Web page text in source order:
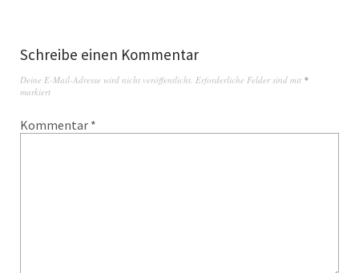
Schreibe einen Kommentar
Deine E-Mail-Adresse wird nicht veröffentlicht. Erforderliche Felder sind mit *
markiert
Kommentar *